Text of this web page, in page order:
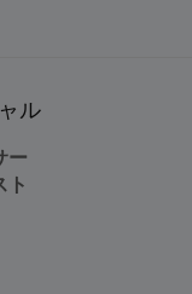
ル
ー
ト